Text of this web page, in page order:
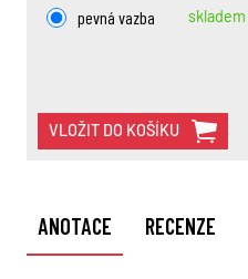
pevná vazba skladem
VLOŽIT DO KOŠÍKU
ANOTACE RECENZE